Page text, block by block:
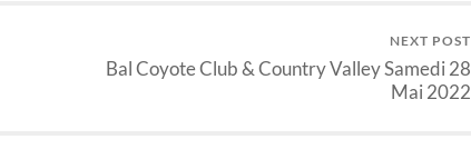
NEXT POST
Bal Coyote Club & Country Valley Samedi 28
Mai 2022